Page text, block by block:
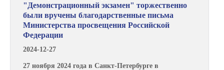
"Демонстрационный экзамен" торжественно
были вручены благодарственные письма
Министерства просвещения Российской
Федерации
2024-12-27
27 ноября 2024 года в Санкт-Петербурге в